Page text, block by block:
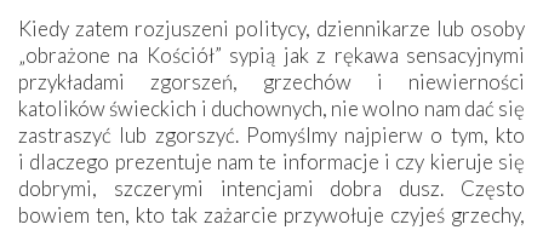
Kiedy zatem rozjuszeni politycy, dziennikarze lub osoby
„obrażone na Kościół” sypią jak z rękawa sensacyjnymi
przykładami zgorszeń, grzechów i niewierności
katolików świeckich i duchownych, nie wolno nam dać się
zastraszyć lub zgorszyć. Pomyślmy najpierw o tym, kto
i dlaczego prezentuje nam te informacje i czy kieruje się
dobrymi, szczerymi intencjami dobra dusz. Często
bowiem ten, kto tak zażarcie przywołuje czyjeś grzechy,